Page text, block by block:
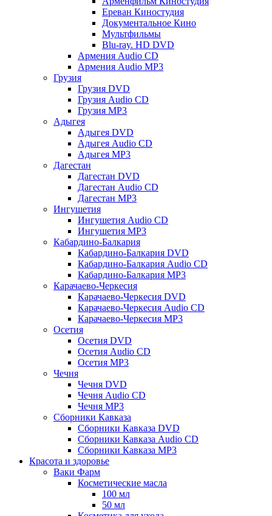
Ереван Киностудия
Документальное Кино
Мультфильмы
Blu-ray. HD DVD
Армения Audio CD
Армения Audio MP3
Грузия
Грузия DVD
Грузия Audio CD
Грузия MP3
Адыгея
Адыгея DVD
Адыгея Audio CD
Адыгея MP3
Дагестан
Дагестан DVD
Дагестан Audio CD
Дагестан MP3
Ингушетия
Ингушетия Audio CD
Ингушетия MP3
Кабардино-Балкария
Кабардино-Балкария DVD
Кабардино-Балкария Audio CD
Кабардино-Балкария MP3
Карачаево-Черкесия
Карачаево-Черкесия DVD
Карачаево-Черкесия Audio CD
Карачаево-Черкесия MP3
Осетия
Осетия DVD
Осетия Audio CD
Осетия MP3
Чечня
Чечня DVD
Чечня Audio CD
Чечня MP3
Сборники Кавказа
Сборники Кавказа DVD
Сборники Кавказа Audio CD
Сборники Кавказа MP3
Красота и здоровье
Ваки Фарм
Косметические масла
100 мл
50 мл